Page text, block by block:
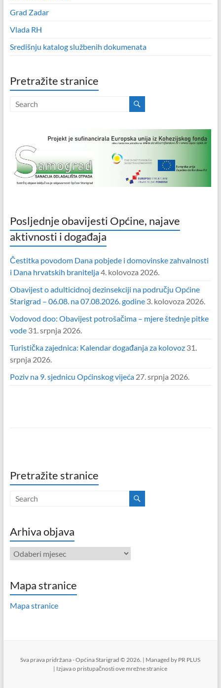
Grad Zadar
Vlada RH
Središnju katalog službenih dokumenata
Pretražite stranice
Posljednje obavijesti Općine, najave
aktivnosti i događaja
Čestitka povodom Dana pobjede i domovinske zahvalnosti
i Dana hrvatskih branitelja4. kolovoza 2026.
Obavijest o adulticidnoj dezinsekciji na području Općine
Starigrad – 06.08. na 07.08.2026. godine 3. kolovoza 2026.
Vodovod doo: Obavijest potrošačima – mjere štednje pitke
vode 31. srpnja 2026.
Turistička zajednica: Kalendar događanja za kolovoz 31.
srpnja 2026.
Poziv na 9. sjednicu Općinskog vijeća 27. srpnja 2026.
Pretražite stranice
Arhiva objava
Arhiva
objava
Mapa stranice
Mapa stranice
Sva prava pridržana - Općina Starigrad © 2026. | Managed by PR PLUS
| Izjava o pristupačnosti ove mrežne stranice